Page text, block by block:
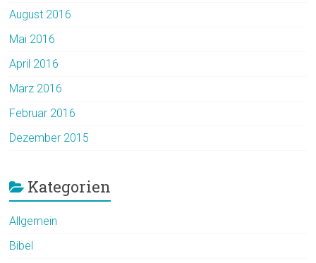
August 2016
Mai 2016
April 2016
März 2016
Februar 2016
Dezember 2015
Kategorien
Allgemein
Bibel